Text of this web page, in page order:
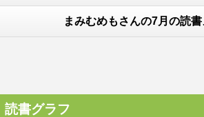
まみむめもさんの7月の読
読書グラフ